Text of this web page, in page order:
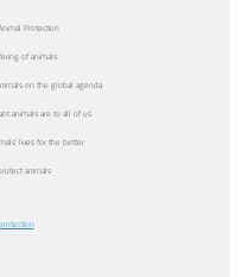
Protection
of animals
on the global agenda
animals are to all of us
lives for the better
animals